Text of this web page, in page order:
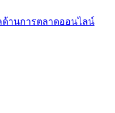
านการตลาดออนไลน์